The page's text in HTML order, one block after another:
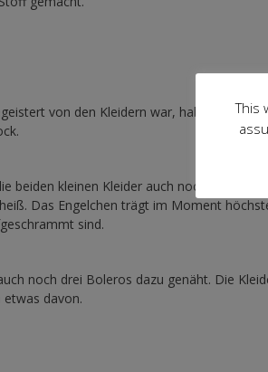
von den Kleidern war, habe ich mir
beiden kleinen Kleider auch noch jeweils
Das Engelchen trägt im Moment
sind.
noch drei Boleros dazu genäht. Die
davon.
This